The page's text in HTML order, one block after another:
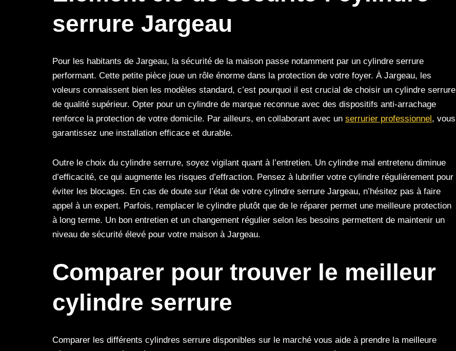
serrure Jargeau
Pour les habitants de Jargeau, la sécurité de la maison passe notamment par un cylindre serrure
performant. Cette petite pièce joue un rôle énorme dans la protection de votre foyer. À Jargeau, les
voleurs connaissent bien les modèles standard, c’est pourquoi il est crucial de choisir un cylindre serrure
de qualité supérieur. Opter pour un cylindre de marque reconnue avec des dispositifs anti-arrachage
renforce la protection de votre domicile. Par ailleurs, en collaborant avec un serrurier professionnel, vous
garantissez une installation efficace et durable.
Outre le choix du cylindre serrure, soyez vigilant quant à l’entretien. Un cylindre mal entretenu diminue
d’efficacité, ce qui augmente les risques d’effraction. Pensez à lubrifier votre cylindre régulièrement pour
éviter les blocages. En cas de doute sur l’état de votre cylindre serrure Jargeau, n’hésitez pas à faire
appel à un expert. Parfois, remplacer le cylindre plutôt que de le réparer permet une meilleure protection
à long terme. Un bon entretien et un changement régulier selon les besoins permettent de maintenir un
niveau de sécurité élevé pour votre maison à Jargeau.
Comparer pour trouver le meilleur
cylindre serrure
Comparer les différents cylindres serrure disponibles sur le marché vous aide à prendre la meilleure